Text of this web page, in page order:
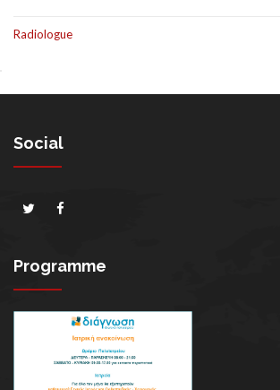
Radiologue
Social
Programme